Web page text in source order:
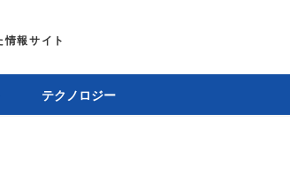
テクノロジー